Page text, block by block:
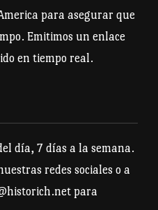
para asegurar que
Emitimos un enlace
en tiempo real.
día, 7 días a la semana.
redes sociales o a
para